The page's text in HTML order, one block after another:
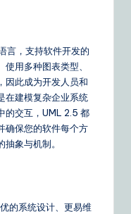
言，支持软件开发的
用多种图表类型、
因此成为开发人员和
在建模复杂企业系统
的交互，UML 2.5 都
确保您的软件每个方
象与机制。
的系统设计、更易维